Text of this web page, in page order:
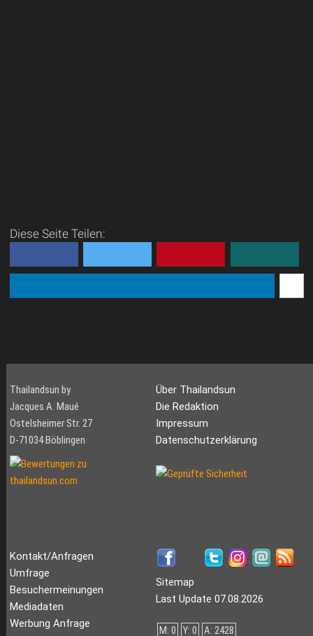
Diese Seite Teilen:
Thailandsun by
Jacques A. Maué
Ostelsheimer Str. 27
D-71034 Böblingen
Über Thailandsun
Die Redaktion
Impressum
Datenschutzerklärung
Kontakt/Anfragen
Umfrage
Besuchermeinungen
Mediadaten
Werbung Anfrage
Sitemap
Last Update 07.08.2026
M: 0 Y: 0 A: 2428